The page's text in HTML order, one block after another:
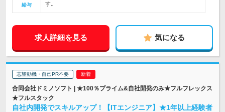
給与
す。
求人詳細を見る 気になる
志望動機・自己PR不要
合同会社ドミノソフト | ★100％プライム&自社開発のみ★フルフレックス
★フルスタック
自社内開発でスキルアップ！【ITエンジニア】★1年以上経験者